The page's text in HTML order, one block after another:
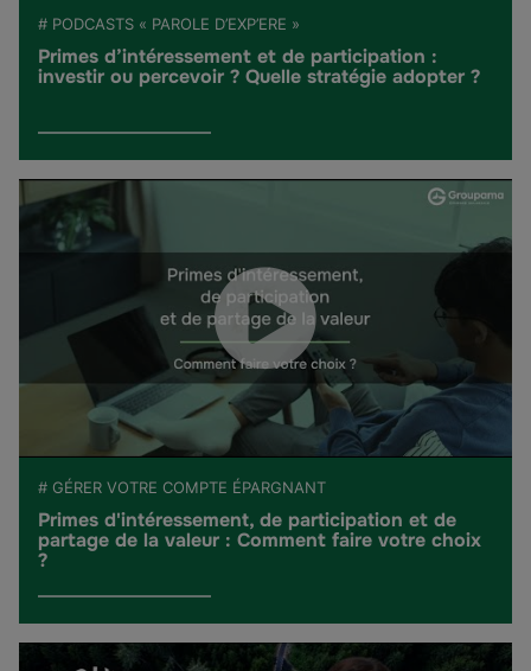
# PODCASTS « PAROLE D’EXP’ERE »
Primes d’intéressement et de participation :
investir ou percevoir ? Quelle stratégie adopter ?
# GÉRER VOTRE COMPTE ÉPARGNANT
Primes d'intéressement, de participation et de
partage de la valeur : Comment faire votre choix
?